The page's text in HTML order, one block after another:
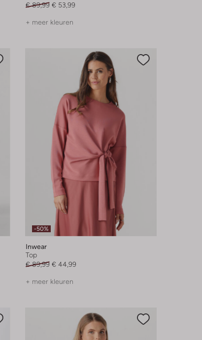
€ 89,99 € 53,99
+ meer kleuren
-50%
Inwear
Top
€ 89,99 € 44,99
+ meer kleuren